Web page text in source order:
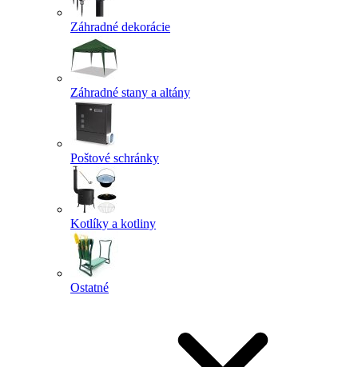
Záhradné dekorácie
Záhradné stany a altány
Poštové schránky
Kotlíky a kotliny
Ostatné